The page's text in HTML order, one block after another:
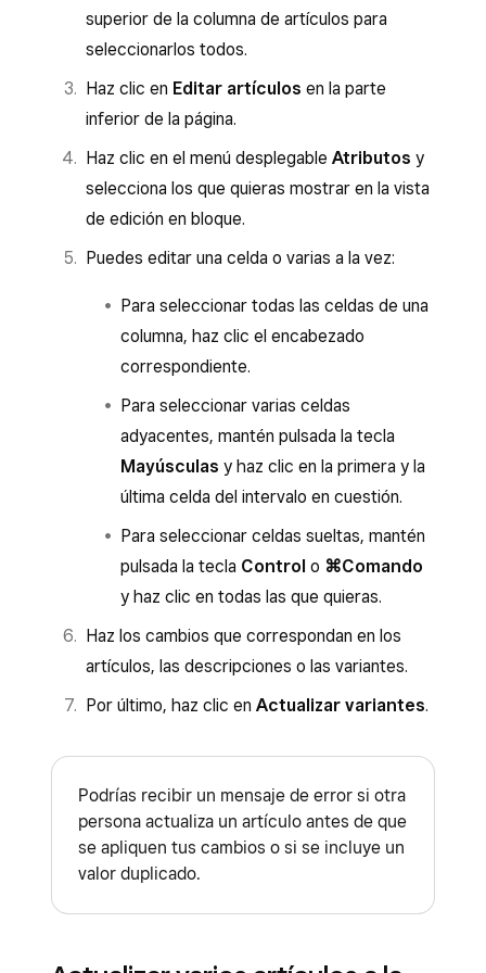
superior de la columna de artículos para
seleccionarlos todos.
Haz clic en Editar artículos en la parte
inferior de la página.
Haz clic en el menú desplegable Atributos y
selecciona los que quieras mostrar en la vista
de edición en bloque.
Puedes editar una celda o varias a la vez:
Para seleccionar todas las celdas de una
columna, haz clic el encabezado
correspondiente.
Para seleccionar varias celdas
adyacentes, mantén pulsada la tecla
Mayúsculas y haz clic en la primera y la
última celda del intervalo en cuestión.
Para seleccionar celdas sueltas, mantén
pulsada la tecla Control o ⌘Comando
y haz clic en todas las que quieras.
Haz los cambios que correspondan en los
artículos, las descripciones o las variantes.
Por último, haz clic en Actualizar variantes.
Podrías recibir un mensaje de error si otra
persona actualiza un artículo antes de que
se apliquen tus cambios o si se incluye un
valor duplicado.